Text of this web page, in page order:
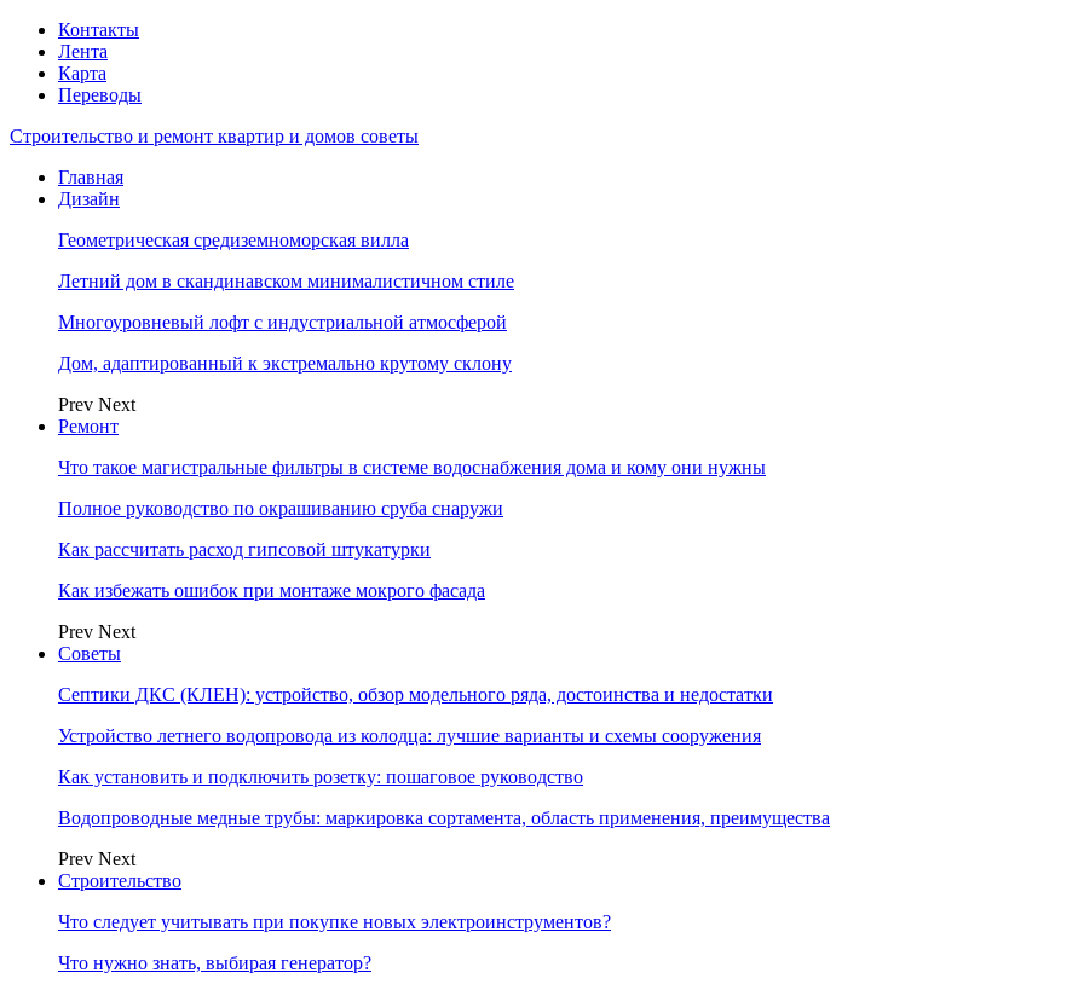
Контакты
Лента
Карта
Переводы
Строительство и ремонт квартир и домов советы
Главная
Дизайн
Геометрическая средиземноморская вилла
Летний дом в скандинавском минималистичном стиле
Многоуровневый лофт с индустриальной атмосферой
Дом, адаптированный к экстремально крутому склону
Prev Next
Ремонт
Что такое магистральные фильтры в системе водоснабжения дома и кому они нужны
Полное руководство по окрашиванию сруба снаружи
Как рассчитать расход гипсовой штукатурки
Как избежать ошибок при монтаже мокрого фасада
Prev Next
Советы
Септики ДКС (КЛЕН): устройство, обзор модельного ряда, достоинства и недостатки
Устройство летнего водопровода из колодца: лучшие варианты и схемы сооружения
Как установить и подключить розетку: пошаговое руководство
Водопроводные медные трубы: маркировка сортамента, область применения, преимущества
Prev Next
Строительство
Что следует учитывать при покупке новых электроинструментов?
Что нужно знать, выбирая генератор?